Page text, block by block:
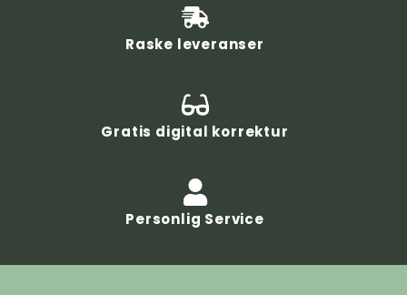
Raske leveranser
Gratis digital korrektur
Personlig Service